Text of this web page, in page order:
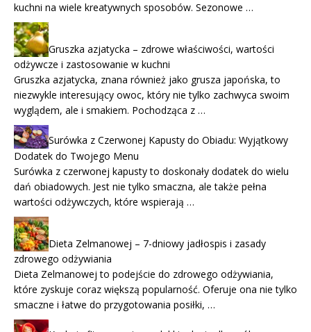
kuchni na wiele kreatywnych sposobów. Sezonowe …
Gruszka azjatycka – zdrowe właściwości, wartości
odżywcze i zastosowanie w kuchni
Gruszka azjatycka, znana również jako grusza japońska, to
niezwykle interesujący owoc, który nie tylko zachwyca swoim
wyglądem, ale i smakiem. Pochodząca z …
Surówka z Czerwonej Kapusty do Obiadu: Wyjątkowy
Dodatek do Twojego Menu
Surówka z czerwonej kapusty to doskonały dodatek do wielu
dań obiadowych. Jest nie tylko smaczna, ale także pełna
wartości odżywczych, które wspierają …
Dieta Zelmanowej – 7-dniowy jadłospis i zasady
zdrowego odżywiania
Dieta Zelmanowej to podejście do zdrowego odżywiania,
które zyskuje coraz większą popularność. Oferuje ona nie tylko
smaczne i łatwe do przygotowania posiłki, …